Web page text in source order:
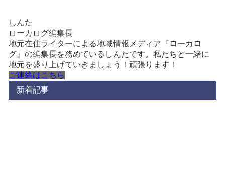
しんた
ローカログ編集長
地元在住ライターによる地域情報メディア『ローカロ
グ』の編集長を務めているしんたです。私たちと一緒に
地元を盛り上げていきましょう！頑張ります！
ご連絡はこちら
新着記事